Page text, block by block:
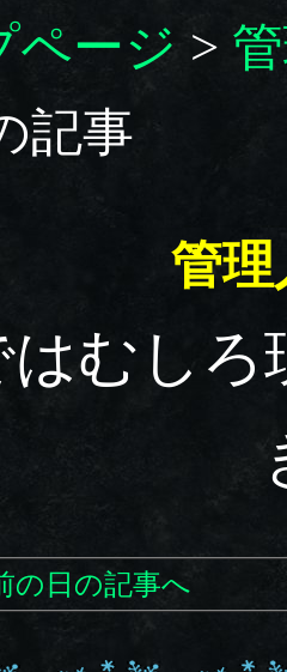
ページ >
記事
管理
はむし
の日の記事へ